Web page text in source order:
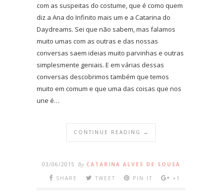
com as suspeitas do costume, que é como quem
diz a Ana do Infinito mais um e a Catarina do
Daydreams. Sei que não sabem, mas falamos
muito umas com as outras e das nossas
conversas saem ideias muito parvinhas e outras
simplesmente geniais. E em várias dessas
conversas descobrimos também que temos
muito em comum e que uma das coisas que nos
une é…
CONTINUE READING →
03/06/2015 By CATARINA ALVES DE SOUSA
SHARE
TWEET PIN IT +1